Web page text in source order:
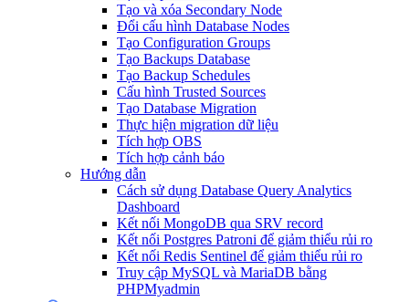
Tạo và xóa Secondary Node
Đổi cấu hình Database Nodes
Tạo Configuration Groups
Tạo Backups Database
Tạo Backup Schedules
Cấu hình Trusted Sources
Tạo Database Migration
Thực hiện migration dữ liệu
Tích hợp OBS
Tích hợp cảnh báo
Hướng dẫn
Cách sử dụng Database Query Analytics
Dashboard
Kết nối MongoDB qua SRV record
Kết nối Postgres Patroni để giảm thiểu rủi ro
Kết nối Redis Sentinel để giảm thiểu rủi ro
Truy cập MySQL và MariaDB bằng
PHPMyadmin